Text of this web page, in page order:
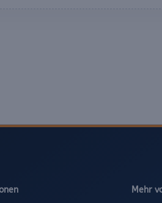
Mehr